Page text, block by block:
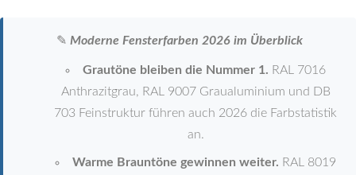
✎ Moderne Fensterfarben 2026 im Überblick
Grautöne bleiben die Nummer 1. RAL 7016
Anthrazitgrau, RAL 9007 Graualuminium und DB
703 Feinstruktur führen auch 2026 die Farbstatistik
an.
Warme Brauntöne gewinnen weiter. RAL 8019